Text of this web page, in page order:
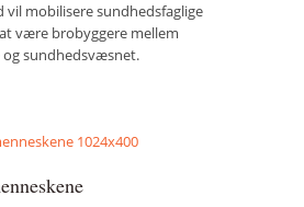
vil mobilisere sundhedsfaglige
være brobyggere mellem
sundhedsvæsnet.